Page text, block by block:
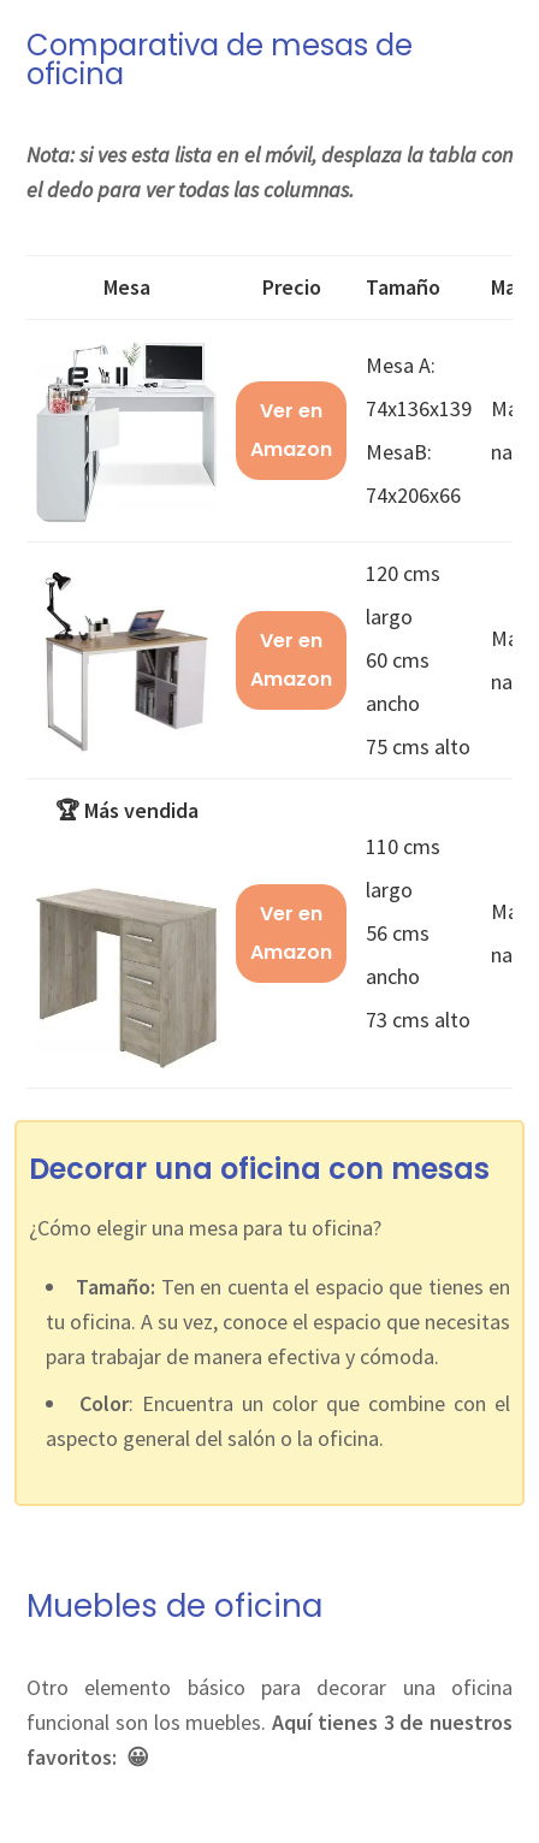
Comparativa de mesas de
oficina
Nota: si ves esta lista en el móvil, desplaza la tabla con
el dedo para ver todas las columnas.
Mesa Precio Tamaño
Ver en
Amazon
Mesa A:
74x136x139
MesaB:
74x206x66
Ver en
Amazon
120 cms
largo
60 cms
ancho
75 cms alto
🏆 Más vendida
Ver en
Amazon
110 cms
largo
56 cms
ancho
73 cms alto
Decorar una oficina con mesas
¿Cómo elegir una mesa para tu oficina?
Tamaño: Ten en cuenta el espacio que tienes en
tu oficina. A su vez, conoce el espacio que necesitas
para trabajar de manera efectiva y cómoda.
Color: Encuentra un color que combine con el
aspecto general del salón o la oficina.
Muebles de oficina
Otro elemento básico para decorar una oficina
funcional son los muebles. Aquí tienes 3 de nuestros
favoritos: 😀